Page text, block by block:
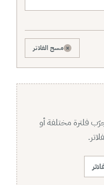
× مسح الفلاتر
فلترة مختلفة أو